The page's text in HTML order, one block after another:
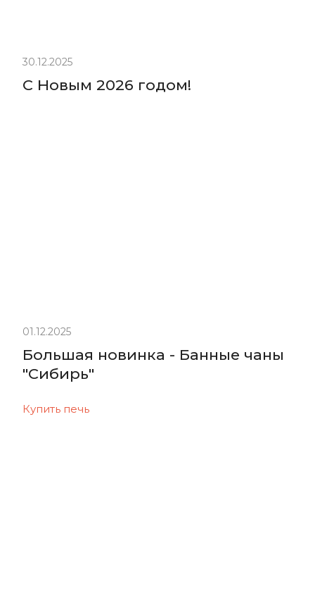
30.12.2025
С Новым 2026 годом!
01.12.2025
Большая новинка - Банные чаны
"Сибирь"
Купить печь